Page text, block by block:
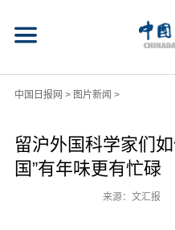
中国日报网 > 图片新闻 >
留沪外国科学家们
国”有年味更有忙碌
来源：文汇报